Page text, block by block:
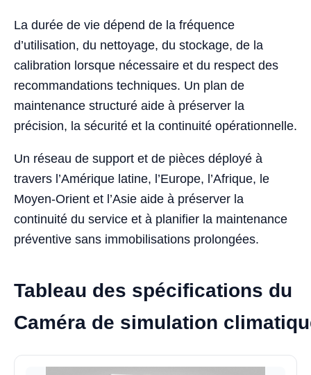
La durée de vie dépend de la fréquence
d’utilisation, du nettoyage, du stockage, de la
calibration lorsque nécessaire et du respect des
recommandations techniques. Un plan de
maintenance structuré aide à préserver la
précision, la sécurité et la continuité opérationnelle.
Un réseau de support et de pièces déployé à
travers l’Amérique latine, l’Europe, l’Afrique, le
Moyen-Orient et l’Asie aide à préserver la
continuité du service et à planifier la maintenance
préventive sans immobilisations prolongées.
Tableau des spécifications du
Caméra de simulation